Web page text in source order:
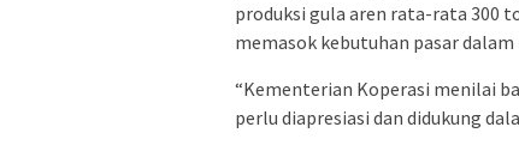
produksi gula aren rata-rata 300
memasok kebutuhan pasar dalam
“Kementerian Koperasi menilai
perlu diapresiasi dan didukung